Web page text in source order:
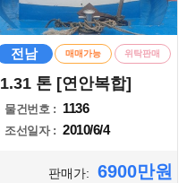
전남 매매가능 위탁판매
1.31 톤 [연안복합]
물건번호 : 1136
조선일자 : 2010/6/4
판매가: 6900만원